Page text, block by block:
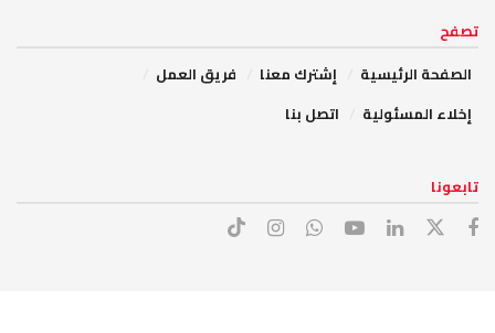
تصفح
الصفحة الرئيسية
إشترك معنا
فريق العمل
إخلاء المسئولية
اتصل بنا
تابعونا